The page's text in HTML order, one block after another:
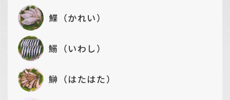
鰈（かれい）
鰯（いわし）
鰰（はたはた）